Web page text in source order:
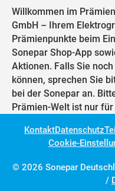
Willkommen im
GmbH – Ihrem
Prämienpunkte beim
Sonepar Shop-App
Aktionen. Falls Sie
können, sprechen Sie
bei der Sonepar an.
Prämien-Welt ist nur
© 2026 Sonepar
/
KontaktDatenschutz
Cookie-